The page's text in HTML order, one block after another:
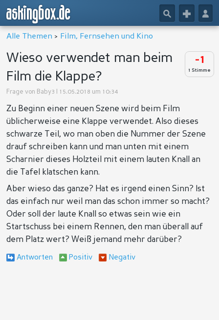
askingbox.de 👤
+
🔎
Alle Themen > Film, Fernsehen und Kino
-1
1 Stimme
Wieso verwendet man beim
Film die Klappe?
Frage von Baby3 | 15.05.2018 um 10:34
Zu Beginn einer neuen Szene wird beim Film
üblicherweise eine Klappe verwendet. Also dieses
schwarze Teil, wo man oben die Nummer der Szene
drauf schreiben kann und man unten mit einem
Scharnier dieses Holzteil mit einem lauten Knall an
die Tafel klatschen kann.
Aber wieso das ganze? Hat es irgend einen Sinn? Ist
das einfach nur weil man das schon immer so macht?
Oder soll der laute Knall so etwas sein wie ein
Startschuss bei einem Rennen, den man überall auf
dem Platz wert? Weiß jemand mehr darüber?